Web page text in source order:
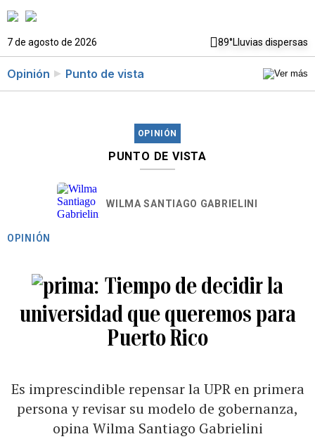
7 de agosto de 2026 89°Lluvias dispersas
Opinión Punto de vista
OPINIÓN
PUNTO DE VISTA
WILMA SANTIAGO GABRIELINI
OPINIÓN
Tiempo de decidir la
universidad que queremos para
Puerto Rico
Es imprescindible repensar la UPR en primera
persona y revisar su modelo de gobernanza,
opina Wilma Santiago Gabrielini